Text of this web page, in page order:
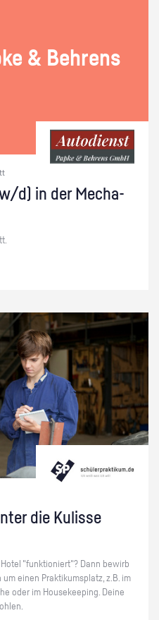
& Beh­rens
d) in der Me­cha­
die Ku­lis­se
"funk­tio­niert"? Dann be­wirb
einen Prak­ti­kums­platz, z.B. im
oder im Hou­se­ke­eping. Deine